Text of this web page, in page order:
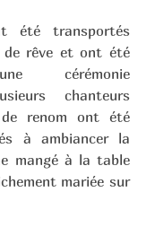
été transportés
de rêve et ont été
cérémonie
chanteurs
de renom ont été
à ambiancer la
mangé à la table
mariée sur